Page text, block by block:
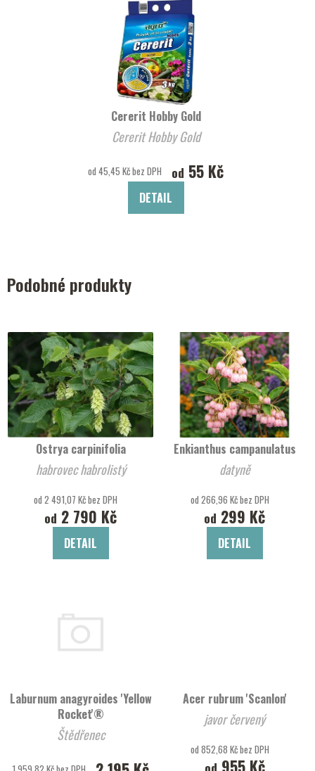
Cererit Hobby Gold
Cererit Hobby Gold
od 45,45 Kč bez DPH od 55 Kč
DETAIL
Podobné produkty
Ostrya carpinifolia
habrovec habrolistý
od 2 491,07 Kč bez DPH
od 2 790 Kč
DETAIL
Enkianthus campanulatus
datyně
od 266,96 Kč bez DPH
od 299 Kč
DETAIL
Laburnum anagyroides 'Yellow
Rocket'®
Štědřenec
Acer rubrum 'Scanlon'
javor červený
od 852,68 Kč bez DPH
955 Kč